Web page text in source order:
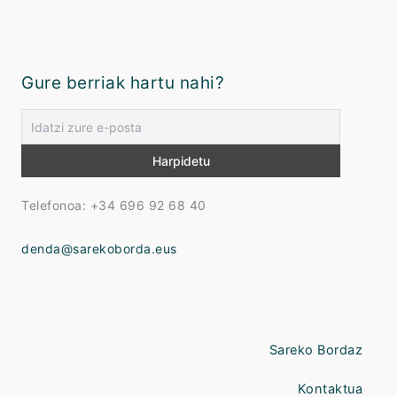
Gure berriak hartu nahi?
Telefonoa: +34 696 92 68 40
denda@sarekoborda.eus
Sareko Bordaz
Kontaktua